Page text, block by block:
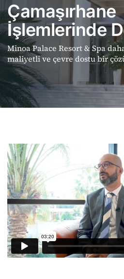
Çamaşırhane
İşlemlerinde
Minoa Palace Resort & Spa
maliyetli ve çevre dostu bir